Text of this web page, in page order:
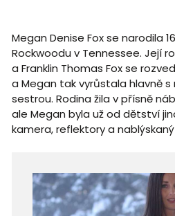
Megan Denise Fox se narodila
Rockwoodu v Tennessee. Její
a Franklin Thomas Fox se
a Megan tak vyrůstala hlavně
sestrou. Rodina žila v přísně
ale Megan byla už od dětství
kamera, reflektory a